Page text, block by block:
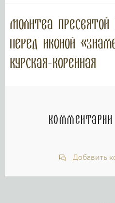
Молитва Пресвятой
перед иконой
Курская-Коренная
Добавить